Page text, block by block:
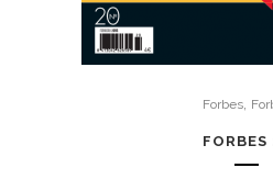
Forbes,
FORBES